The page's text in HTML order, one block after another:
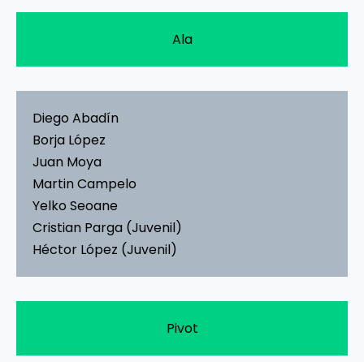
Ala
Diego Abadín
Borja López
Juan Moya
Martin Campelo
Yelko Seoane
Cristian Parga (Juvenil)
Héctor López (Juvenil)
Pivot